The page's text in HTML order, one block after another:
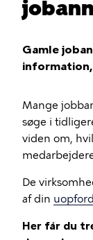
Gamle
Mange
søge i
viden om,
De
af din
Her får du